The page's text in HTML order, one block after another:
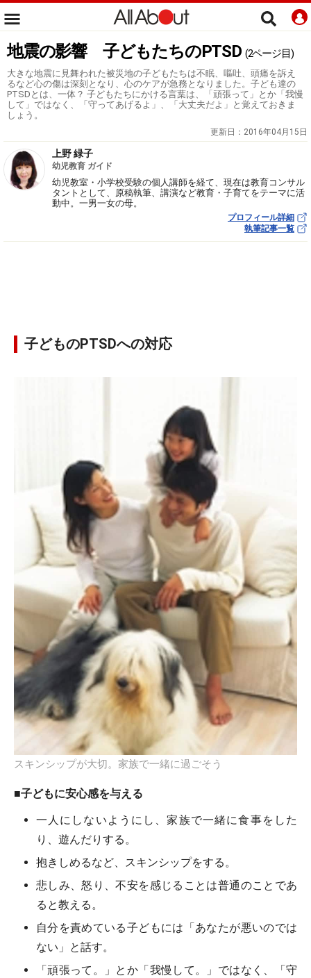
地震の影響 子どもたちのPTSD (2ページ目)
大きな地震に見舞われた被災地の子どもたちは不眠、嘔吐、頭痛を訴え
るなど心の傷は深刻となり、心のケアが急務となりました。子ども達の
PTSDとは、一体？ 子どもたちにかける言葉は、「頑張って」とか「我慢
して」ではなく、「守ってあげるよ」、「大丈夫だよ」と覚えておきま
しょう。
更新日： 2016年04月15日
上野 緑子
幼児教育 ガイド
幼児教室・小学校受験の個人講師を経て、現在は教育コンサル
タントとして、原稿執筆、講演など教育・子育てをテーマに活
動中。一男一女の母。
プロフィール詳細
執筆記事一覧
子どものPTSDへの対応
スキンシップが大切。家族で一緒に過ごそう
■子どもに安心感を与える
一人にしないようにし、家族で一緒に食事をした
り、遊んだりする。
抱きしめるなど、スキンシップをする。
悲しみ、怒り、不安を感じることは普通のことであ
ると教える。
自分を責めている子どもには「あなたが悪いのでは
ない」と話す。
「頑張って。」とか「我慢して。」ではなく、「守